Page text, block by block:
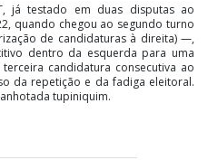
já testado em duas disputas ao
quando chegou ao segundo turno
de candidaturas à direita) —,
dentro da esquerda para uma
candidatura consecutiva ao
da repetição e da fadiga eleitoral.
tupiniquim.